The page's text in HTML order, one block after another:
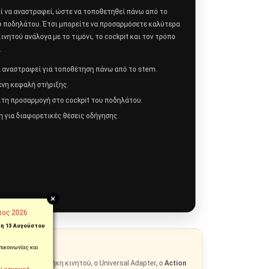
να αναστραφεί, ώστε να τοποθετηθεί πάνω από το
ποδηλάτου. Έτσι μπορείτε να προσαρμόσετε καλύτερα
ανάλογα με το τιμόνι, το cockpit και τον τρόπο
για τοποθέτηση πάνω από το stem.
κεφαλή στήριξης.
προσαρμογή στο cockpit του ποδηλάτου.
για διαφορετικές θέσεις οδήγησης.
. Η θήκη κινητού, ο Universal Adapter, ο Action
+
2026
13 Αυγούστου
και